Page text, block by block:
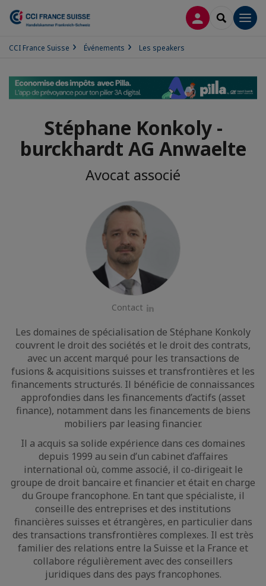
CONNEXION
CCI France Suisse Événements Les speakers
Stéphane Konkoly -
burckhardt AG Anwaelte
Avocat associé
Contact
Les domaines de spécialisation de Stéphane Konkoly
couvrent le droit des sociétés et le droit des contrats,
avec un accent marqué pour les transactions de
fusions & acquisitions suisses et transfrontières et les
financements structurés. Il bénéficie de connaissances
approfondies dans les financements d’actifs (asset
finance), notamment dans les financements de biens
mobiliers par leasing financier.
Il a acquis sa solide expérience dans ces domaines
depuis 1999 au sein d’un cabinet d’affaires
international où, comme associé, il co-dirigeait le
groupe de droit bancaire et financier et était en charge
du Groupe francophone. En tant que spécialiste, il
conseille des entreprises et des institutions
financières suisses et étrangères, en particulier dans
des transactions transfrontières complexes. Il est très
familier des relations entre la Suisse et la France et
collabore régulièrement avec des conseillers
juridiques dans des pays francophones.